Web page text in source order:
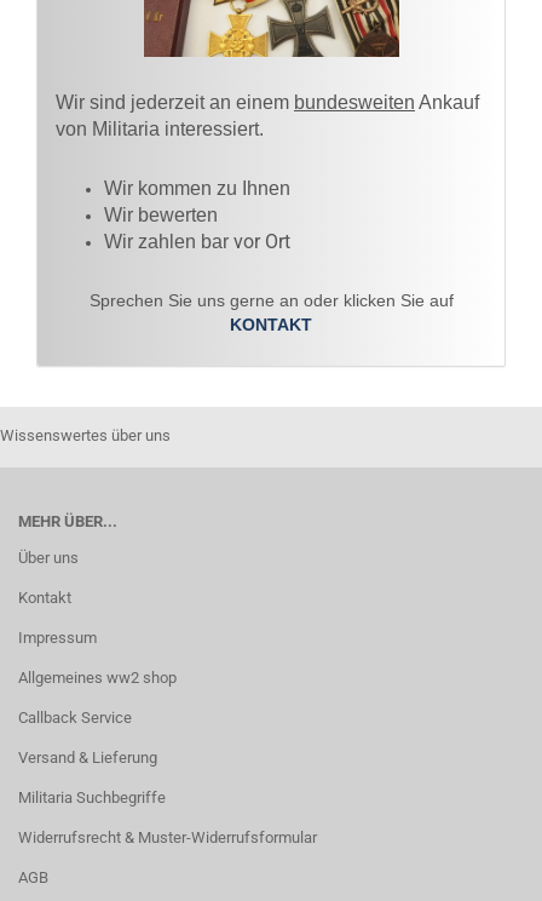
Wir sind jederzeit an einem bundesweiten Ankauf
von Militaria interessiert.
Wir kommen zu Ihnen​
Wir bewerten
Wir zahlen bar vor Ort
Sprechen Sie uns gerne an oder klicken Sie auf
KONTAKT
Wissenswertes über uns
MEHR ÜBER...
Über uns
Kontakt
Impressum
Allgemeines ww2 shop
Callback Service
Versand & Lieferung
Militaria Suchbegriffe
Widerrufsrecht & Muster-Widerrufsformular
AGB